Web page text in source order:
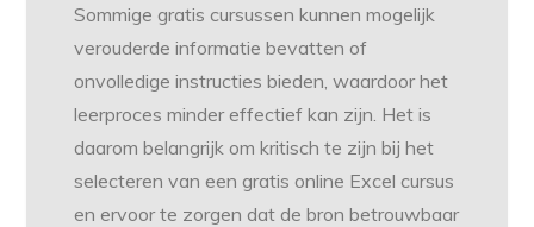
Sommige gratis cursussen kunnen mogelijk
verouderde informatie bevatten of
onvolledige instructies bieden, waardoor het
leerproces minder effectief kan zijn. Het is
daarom belangrijk om kritisch te zijn bij het
selecteren van een gratis online Excel cursus
en ervoor te zorgen dat de bron betrouwbaar